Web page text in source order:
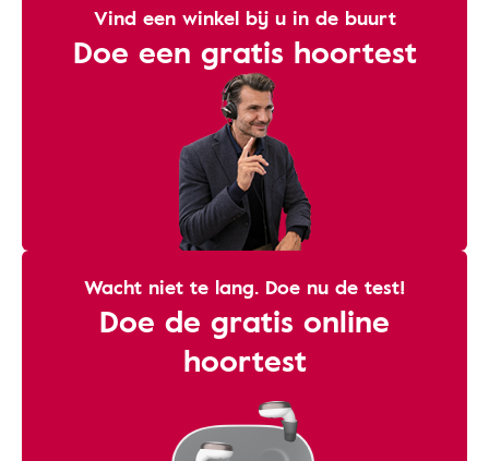
Vind een winkel bij u in de buurt
Doe een gratis hoortest
Wacht niet te lang. Doe nu de test!
Doe de gratis online
hoortest